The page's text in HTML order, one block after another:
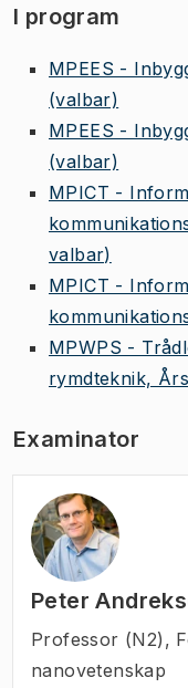
I program
MPEES -
(valbar)
MPEES -
(valbar)
MPICT -
valbar)
MPICT -
MPWPS -
rymdteknik,
Examinator
Peter
Professor (N2) ,
nanovetenskap